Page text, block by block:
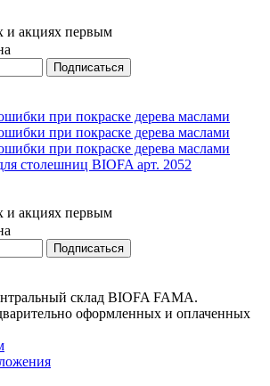
и акциях первым
при покраске дерева маслами
при покраске дерева маслами
при покраске дерева маслами
столешниц BIOFA арт. 2052
и акциях первым
склад BIOFA FAMA.
оформленных и оплаченных